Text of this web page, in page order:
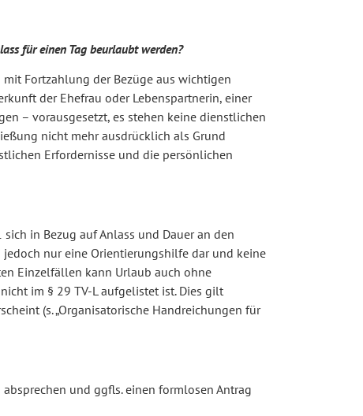
für einen Tag beurlaubt werden?
Fortzahlung der Bezüge aus wichtigen
der Ehefrau oder Lebenspartnerin, einer
– vorausgesetzt, es stehen keine dienstlichen
nicht mehr ausdrücklich als Grund
Erfordernisse und die persönlichen
in Bezug auf Anlass und Dauer an den
jedoch nur eine Orientierungshilfe dar und keine
Einzelfällen kann Urlaub auch ohne
im § 29 TV-L aufgelistet ist. Dies gilt
(s. „Organisatorische Handreichungen für
und ggfls. einen formlosen Antrag